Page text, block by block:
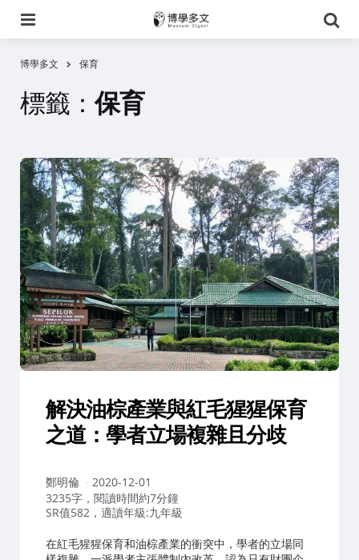
尋
博學多文 保育
標籤：保育
解決油棕產業與紅毛猩猩保育
之道：學者立場複雜且分歧
作
者：
鄭明倫
2020-12-01
3235字，閱讀時間約7分鐘
SR值582，適讀年級:九年級
在紅毛猩猩保育和油棕產業的衝突中，學者的立場同